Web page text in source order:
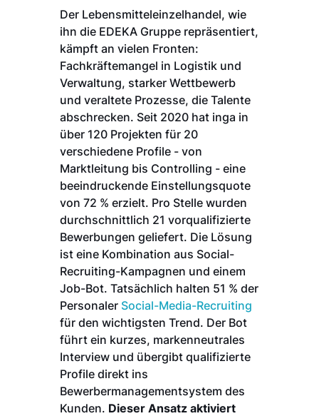
Der Lebensmitteleinzelhandel, wie
ihn die EDEKA Gruppe repräsentiert,
kämpft an vielen Fronten:
Fachkräftemangel in Logistik und
Verwaltung, starker Wettbewerb
und veraltete Prozesse, die Talente
abschrecken. Seit 2020 hat inga in
über 120 Projekten für 20
verschiedene Profile - von
Marktleitung bis Controlling - eine
beeindruckende Einstellungsquote
von 72 % erzielt. Pro Stelle wurden
durchschnittlich 21 vorqualifizierte
Bewerbungen geliefert. Die Lösung
ist eine Kombination aus Social-
Recruiting-Kampagnen und einem
Job-Bot. Tatsächlich halten 51 % der
Personaler Social-Media-Recruiting
für den wichtigsten Trend. Der Bot
führt ein kurzes, markenneutrales
Interview und übergibt qualifizierte
Profile direkt ins
Bewerbermanagementsystem des
Kunden. Dieser Ansatz aktiviert